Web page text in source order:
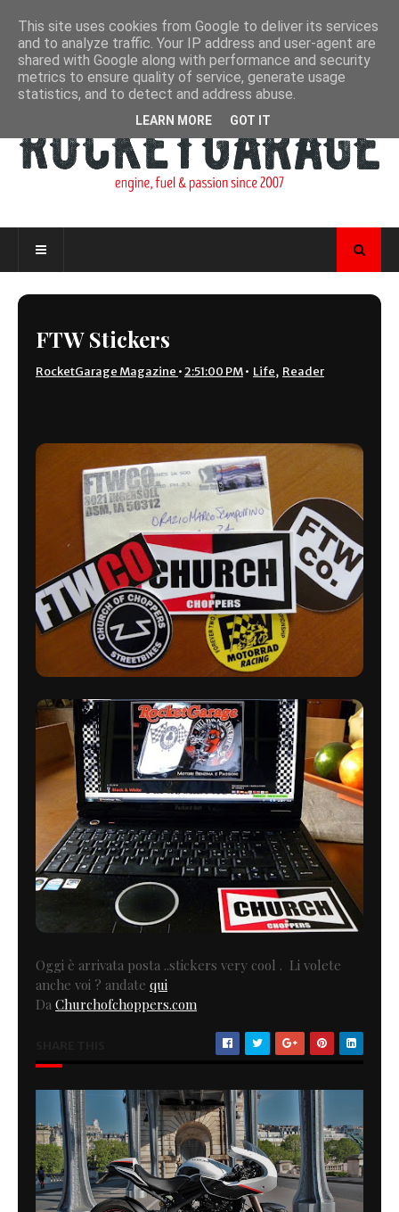
FTW Stickers
RocketGarage Magazine •2:51:00 PM• Life, Reader
Oggi è arrivata posta ..stickers very cool . Li volete
anche voi ? andate qui
Da Churchofchoppers.com
This site uses cookies from Google to deliver its services
and to analyze traffic. Your IP address and user-agent are
shared with Google along with performance and security
metrics to ensure quality of service, generate usage
statistics, and to detect and address abuse.
LEARN MORE GOT IT